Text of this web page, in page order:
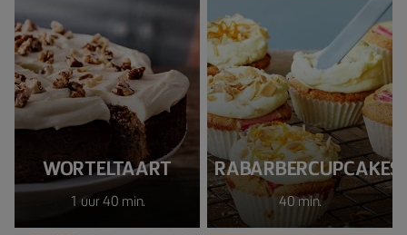
WORTELTAART
1 uur 40 min.
RABARBERCUPCAKES
40 min.